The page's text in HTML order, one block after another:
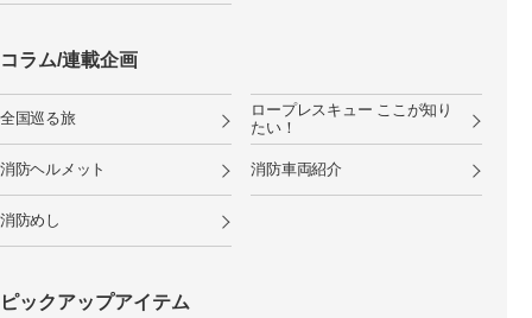
コラム/連載企画
全国巡る旅
ロープレスキュー ここが知り
たい！
消防ヘルメット 消防車両紹介
消防めし
ピックアップアイテム